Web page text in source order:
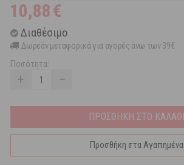
10,88€
Διαθέσιμο
Δωρεάν μεταφορικά για αγορές άνω των 39€
Ποσότητα:
+ −
ΠΡΟΣΘΗΚΗ ΣΤΟ ΚΑΛΑΘΙ
Προσθήκη στα Αγαπημένα